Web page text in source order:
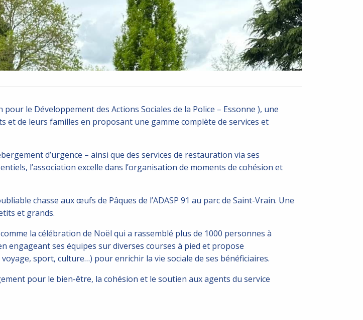
pour le Développement des Actions Sociales de la Police – Essonne ), une
de leurs familles en proposant une gamme complète de services et
d’urgence – ainsi que des services de restauration via ses
l’association excelle dans l’organisation de moments de cohésion et
chasse aux œufs de Pâques de l’ADASP 91 au parc de Saint-Vrain. Une
et grands.
la célébration de Noël qui a rassemblé plus de 1000 personnes à
engageant ses équipes sur diverses courses à pied et propose
sport, culture…) pour enrichir la vie sociale de ses bénéficiaires.
pour le bien-être, la cohésion et le soutien aux agents du service